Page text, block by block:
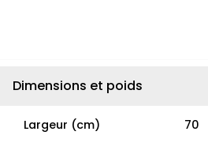
Dimensions et poids
Largeur (cm) 70